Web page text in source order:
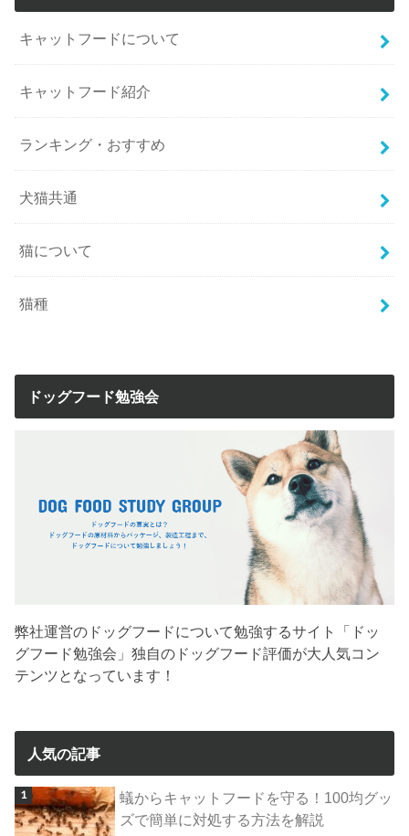
キャットフードについて
キャットフード紹介
ランキング・おすすめ
犬猫共通
猫について
猫種
ドッグフード勉強会
弊社運営のドッグフードについて勉強するサイト「ドッ
グフード勉強会」独自のドッグフード評価が大人気コン
テンツとなっています！
人気の記事
蟻からキャットフードを守る！100均グッ
ズで簡単に対処する方法を解説